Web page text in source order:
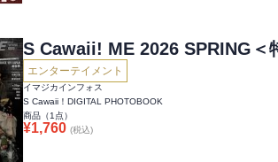
S Cawaii! ME 2026 SPRING＜
エンターテイメント
イマジカインフォス
S Cawaii！DIGITAL PHOTOBOOK
商品（1 点）
¥1,760 (税込)